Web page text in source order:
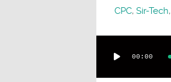
CPC, Sir-Tech,
Player
00:00